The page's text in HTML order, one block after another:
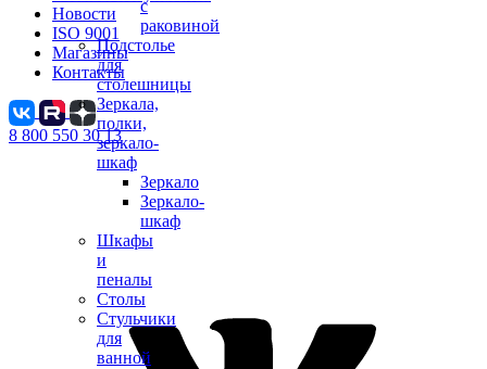
с
раковиной
Подстолье
для
столешницы
Зеркала,
полки,
зеркало-
шкаф
Зеркало
Зеркало-
шкаф
Шкафы
и
пеналы
Столы
Стульчики
для
ванной
Новости
ISO 9001
Магазины
Контакты
8 800 550 30 13